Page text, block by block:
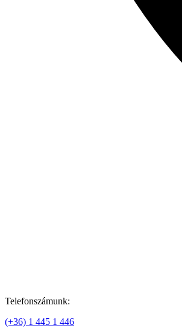
Telefonszámunk:
(+36) 1 445 1 446